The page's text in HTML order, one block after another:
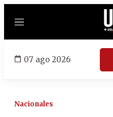
Menú
07 ago 2026
Nacionales